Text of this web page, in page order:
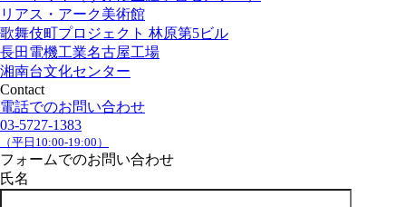
リアス・アーク美術館
歌舞伎町プロジェクト 林原第5ビル
長田電機工業名古屋工場
湘南台文化センター
Contact
電話でのお問い合わせ
03-5727-1383
（平日10:00-19:00）
フォームでのお問い合わせ
氏名